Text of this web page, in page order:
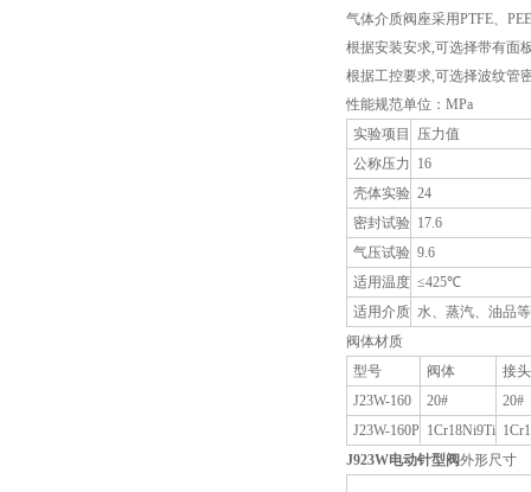
气体介质阀座采用PTFE、
根据安装安求,可选择带有面
根据工控要求,可选择波纹管
性能规范单位：MPa
实验项目
压力值
公称压力 16
壳体实验 24
密封试验 17.6
气压试验 9.6
适用温度 ≤425℃
适用介质 水、蒸汽、油品等
阀体材质
型号
阀体
接头
J23W-160
20#
20#
J23W-160P 1Cr18Ni9Ti
J923W电动针型阀外形尺寸